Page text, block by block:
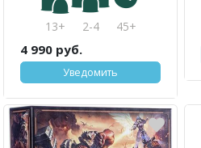
13+ 2-4 45+
4 990 руб.
Уведомить